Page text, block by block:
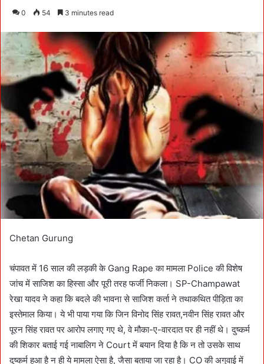
a
n
e
m
a
i
0 54 3 minutes read
Chetan Gurung
चंपावत में 16 साल की लड़की के Gang Rape का मामला Police की विशेष
जांच में साजिश का हिस्सा और पूरी तरह फर्जी निकला। SP-Champawat
रेखा यादव ने कहा कि बदले की भावना से साजिश कर्ता ने तथाकथित पीड़िता का
इस्तेमाल किया। ये भी पाया गया कि जिन विनोद सिंह रावत,नवीन सिंह रावत और
पूरन सिंह रावत पर आरोप लगाए गए थे, वे मौका-ए-वारदात पर ही नहीं थे। दुष्कर्म
की शिकार बताई गई नाबालिग ने Court में बयान दिया है कि न तो उसके साथ
दुष्कर्म हुआ है न ही ये मामला ऐसा है, जैसा बताया जा रहा है। CO की अगुवाई में